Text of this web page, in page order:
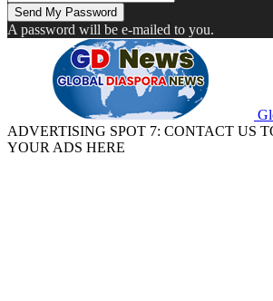
A password will be e-mailed to you.
ADVERTISING SPOT 7: CONTACT US
YOUR ADS HERE